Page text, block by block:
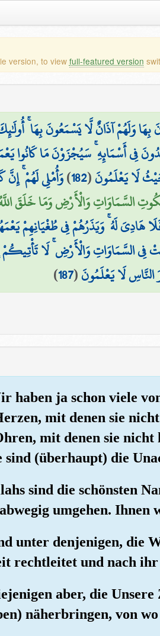
version, to view full-featured version
وَلَهُمْ آذَانٌ لَّا يَسْمَعُونَ بِهَا
فِي أَسْمَائِهِ ۚ سَيُجْزَوْنَ مَا كَانُوا
لَا يَعْلَمُونَ(
182
)وَأُمْلِي لَهُمْ
السَّمَاوَاتِ وَالْأَرْضِ وَمَا خَلَقَ
هَادِيَ لَهُ ۚ وَيَذَرُهُمْ فِي طُغْيَانِهِمْ
فِي السَّمَاوَاتِ وَالْأَرْضِ ۚ لَا تَأْتِيكُمْ
لَا يَعْلَمُونَ(
187
)
haben ja schon viele
mit denen sie
mit denen sie
sind (überhaupt) die
sind die schönsten
umgehen. Ihnen
unter denjenigen, die
rechtleitet und nach
aber, die
näherbringen, von